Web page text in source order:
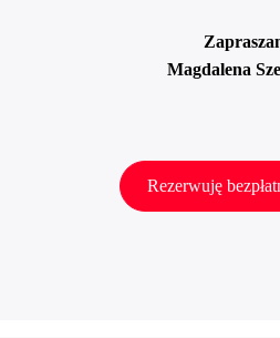
Magdalena
Rezerwuję